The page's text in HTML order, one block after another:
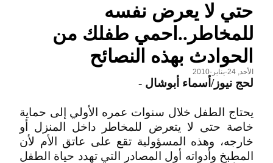
حتي لا يعرض نفسه
للمخاطر..احمي طفلك من
الحوادث بهذه النصائح
الأحد, 24-يناير-2010
لحج نيوز/أسماء أبوشال -
يحتاج الطفل خلال سنوات عمره الأولي إلى حماية
خاصة حتى لا يتعرض للمخاطر داخل المنزل أو
خارجه، وهذه المسؤولية تقع على عاتق الأم لأن
المطبخ وأدواته أول المصادر التي تهدد حياة الطفل